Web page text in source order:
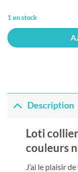
1 en stock
Description
Loti
couleurs
J’ai le plaisir